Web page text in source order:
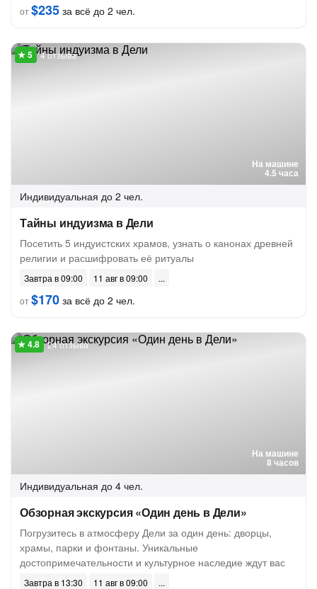
от$235 за всё до 2 чел.
На машине
4.5 часа
4 отзыва
Индивидуальная до 2 чел.
Тайны индуизма в Дели
Посетить 5 индуистских храмов, узнать о канонах древней
религии и расшифровать её ритуалы
Завтра в 09:00
11 авг в 09:00
от$170 за всё до 2 чел.
На машине
8 часов
24 отзыва
Индивидуальная до 4 чел.
Обзорная экскурсия «Один день в Дели»
Погрузитесь в атмосферу Дели за один день: дворцы,
храмы, парки и фонтаны. Уникальные
достопримечательности и культурное наследие ждут вас
Завтра в 13:30
11 авг в 09:00